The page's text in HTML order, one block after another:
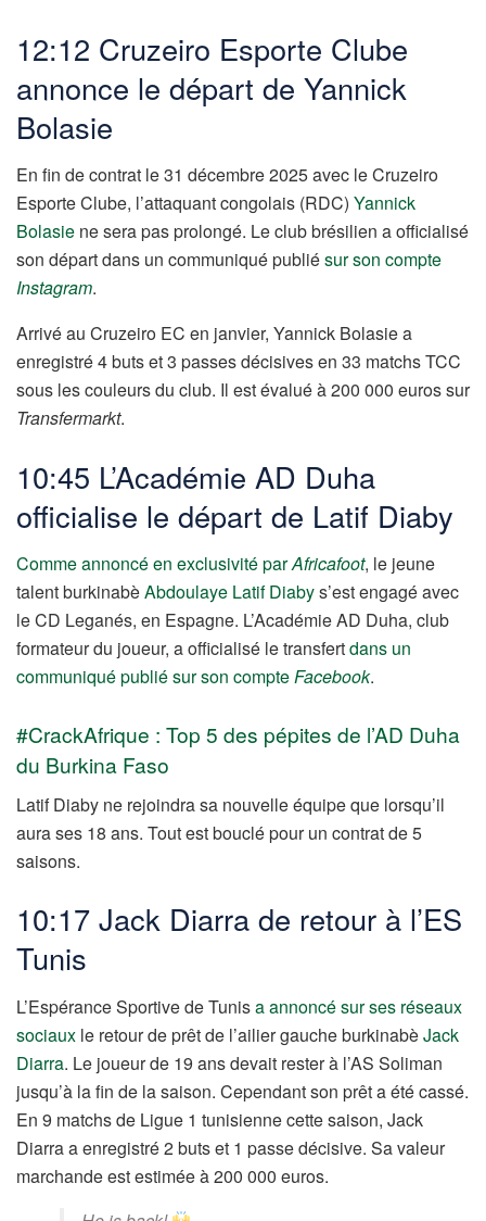
12:12 Cruzeiro Esporte Clube
annonce le départ de Yannick
Bolasie
En fin de contrat le 31 décembre 2025 avec le Cruzeiro
Esporte Clube, l’attaquant congolais (RDC) Yannick
Bolasie ne sera pas prolongé. Le club brésilien a officialisé
son départ dans un communiqué publiésur son compte
Instagram.
Arrivé au Cruzeiro EC en janvier, Yannick Bolasie a
enregistré 4 buts et 3 passes décisives en 33 matchs TCC
sous les couleurs du club. Il est évalué à 200 000 euros sur
Transfermarkt.
10:45 L’Académie AD Duha
officialise le départ de Latif Diaby
Comme annoncé en exclusivité parAfricafoot, le jeune
talent burkinabèAbdoulaye Latif Diabys’est engagé avec
le CD Leganés, en Espagne. L’Académie AD Duha, club
formateur du joueur, a officialisé le transfertdans un
communiqué publié sur son compteFacebook.
#CrackAfrique : Top 5 des pépites de l’AD Duha
du Burkina Faso
Latif Diaby ne rejoindra sa nouvelle équipe que lorsqu’il
aura ses 18 ans. Tout est bouclé pour un contrat de 5
saisons.
10:17 Jack Diarra de retour à l’ES
Tunis
L’Espérance Sportive de Tunisa annoncé sur ses réseaux
sociaux le retour de prêt de l’ailier gauche burkinabèJack
Diarra. Le joueur de 19 ans devait rester à l’AS Soliman
jusqu’à la fin de la saison. Cependant son prêt a été cassé.
En 9 matchs de Ligue 1 tunisienne cette saison, Jack
Diarra a enregistré 2 buts et 1 passe décisive. Sa valeur
marchande est estimée à 200 000 euros.